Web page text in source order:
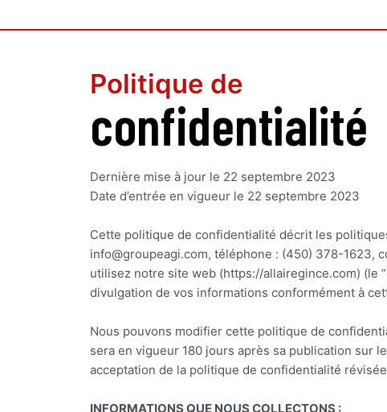
to
Politique de
confidentialité
Dernière mise à jour le 22 septembre 2023
Date d’entrée en vigueur le 22 septembre 2023
Cette politique de confidentialité décrit les
info@groupeagi.com, téléphone : (450) 378-1623,
utilisez notre site web (https://allairegince.com) (le
divulgation de vos informations conformément à
Nous pouvons modifier cette politique de
sera en vigueur 180 jours après sa publication sur
acceptation de la politique de confidentialité
INFORMATIONS QUE NOUS COLLECTONS :